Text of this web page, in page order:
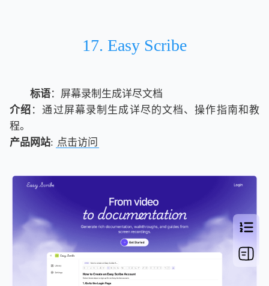
17. Easy Scribe
标语：屏幕录制生成详尽文档
介绍 ：通过屏幕录制生成详尽的文档、操作指南和教
程。
产品网站: 点击访问